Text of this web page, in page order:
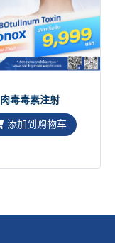
肉毒毒素注射
添加到购物车